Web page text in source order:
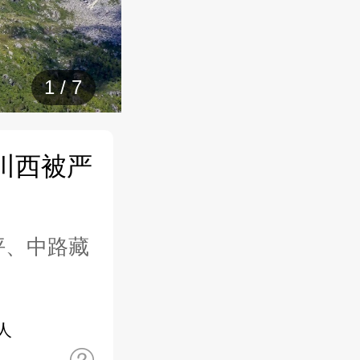
1/7
西被严
中路藏